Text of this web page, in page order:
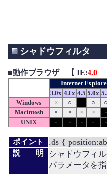
シャドウフィルタ
■動作ブラウザ 【 IE:4.0
Internet
3.0x 4.0x 4.5 5.0x
Windows
× ○ - ○ ○
Macintosh
× × × × -
UNIX
- - - - -
ポイント .ds {
説 明
シャドウフィ
パラメータを